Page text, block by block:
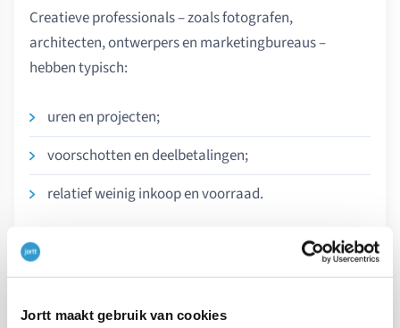
Jortt maakt gebruik van cookies
Creatieve professionals – zoals fotografen,
architecten, ontwerpers en marketingbureaus –
hebben typisch:
uren en projecten;
voorschotten en deelbetalingen;
relatief weinig inkoop en voorraad.
jortt sluit hier goed op aan met: